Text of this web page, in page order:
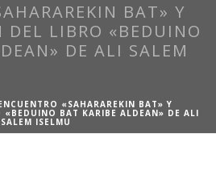
BAT» Y
DEL LIBRO «BEDUINO
DE ALI SALEM
«SAHARAREKIN BAT» Y
«BEDUINO BAT KARIBE ALDEAN» DE ALI
SALEM ISELMU